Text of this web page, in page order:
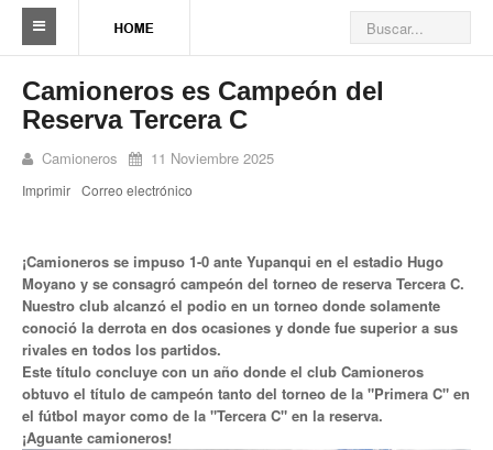
Sindicato
Reseña histórica
Autoridades
Seccionales
Ramas por actividad
Camioneros solidarios
Galería de Delegaciones y Seccionales
Galería de videos
Camioneros es Campeón del
Reserva Tercera C
Camioneros 11 Noviembre 2025
Imprimir Correo electrónico
¡Camioneros se impuso 1-0 ante Yupanqui en el estadio Hugo
Moyano y se consagró campeón del torneo de reserva Tercera C.
Nuestro club alcanzó el podio en un torneo donde solamente
conoció la derrota en dos ocasiones y donde fue superior a sus
rivales en todos los partidos.
Este título concluye con un año donde el club Camioneros
obtuvo el título de campeón tanto del torneo de la "Primera C" en
el fútbol mayor como de la "Tercera C" en la reserva.
¡Aguante camioneros!